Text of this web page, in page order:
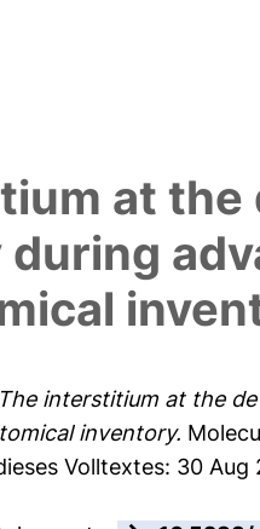
at the
The interstitium at the
inventory.
Volltextes: 30 Aug